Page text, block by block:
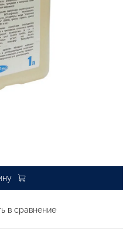
в сравнение